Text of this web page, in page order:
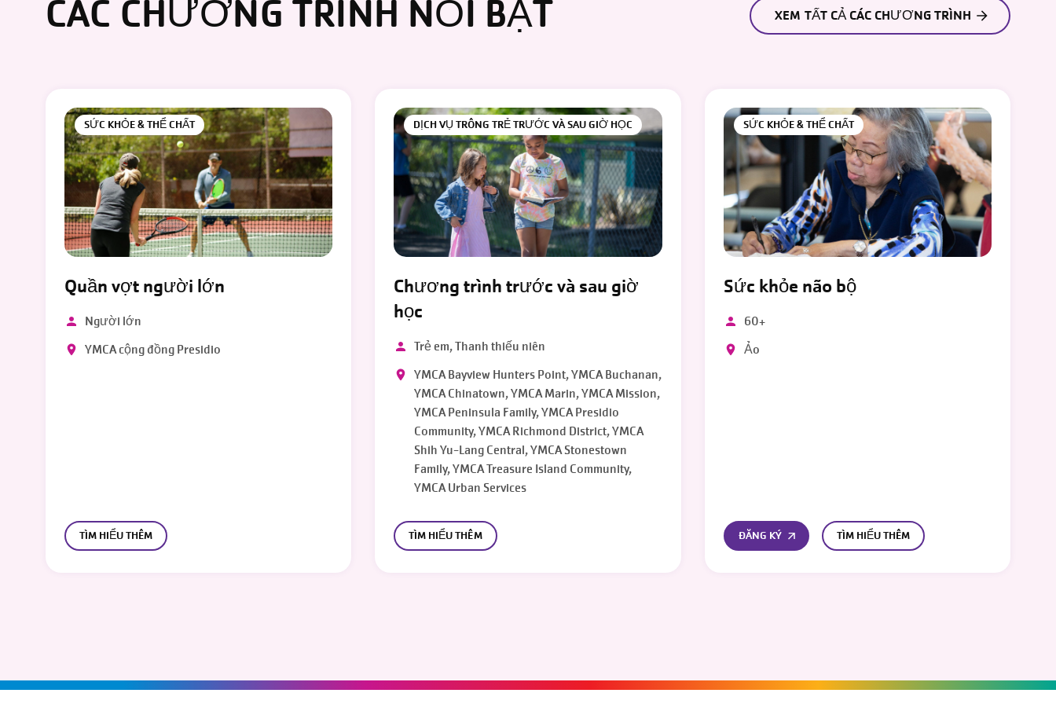
CÁC CHƯƠNG TRÌNH NỔI BẬT XEM TẤT CẢ CÁC CHƯƠNG TRÌNH
SỨC KHỎE & THỂ CHẤT
Quần vợt người lớn
Người lớn
YMCA cộng đồng Presidio
TÌM HIỂU THÊM
DỊCH VỤ TRÔNG TRẺ TRƯỚC VÀ SAU GIỜ HỌC
Chương trình trước và sau giờ
học
Trẻ em, Thanh thiếu niên
YMCA Bayview Hunters Point, YMCA Buchanan,
YMCA Chinatown, YMCA Marin, YMCA Mission,
YMCA Peninsula Family, YMCA Presidio
Community, YMCA Richmond District, YMCA
Shih Yu-Lang Central, YMCA Stonestown
Family, YMCA Treasure Island Community,
YMCA Urban Services
TÌM HIỂU THÊM
SỨC KHỎE & THỂ CHẤT
Sức khỏe não bộ
60+
Ảo
ĐĂNG KÝ TÌM HIỂU THÊM